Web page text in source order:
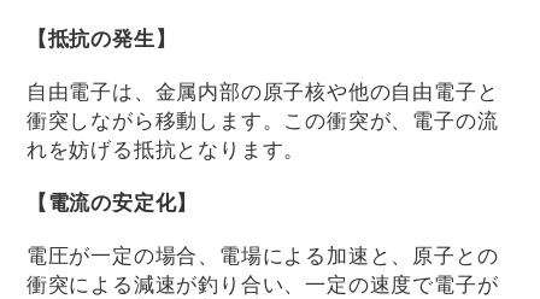
【抵抗の発生】
自由電子は、金属内部の原子核や他の自由電子と
衝突しながら移動します。この衝突が、電子の流
れを妨げる抵抗となります。
【電流の安定化】
電圧が一定の場合、電場による加速と、原子との
衝突による減速が釣り合い、一定の速度で電子が